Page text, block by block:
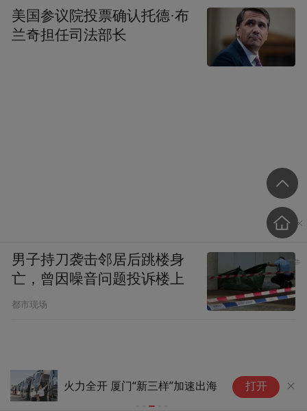
火力全开 厦门“新三样”加速出海 打开
美国参议院投票确认托德·布
兰奇担任司法部长
男子持刀袭击邻居后跳楼身
亡，曾因噪音问题投诉楼上
都市现场